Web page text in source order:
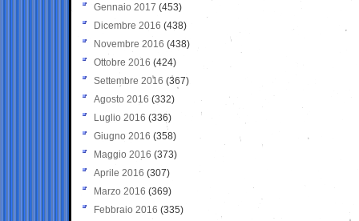
Gennaio 2017 (453)
Dicembre 2016 (438)
Novembre 2016 (438)
Ottobre 2016 (424)
Settembre 2016 (367)
Agosto 2016 (332)
Luglio 2016 (336)
Giugno 2016 (358)
Maggio 2016 (373)
Aprile 2016 (307)
Marzo 2016 (369)
Febbraio 2016 (335)